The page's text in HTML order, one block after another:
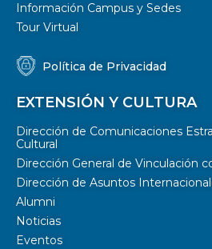
Información Campus y Sedes
Tour Virtual
Política de Privacidad
EXTENSIÓN Y CULTURA
Dirección de Comunicaciones
Cultural
Dirección General de Vinculación
Dirección de Asuntos
Alumni
Noticias
Eventos